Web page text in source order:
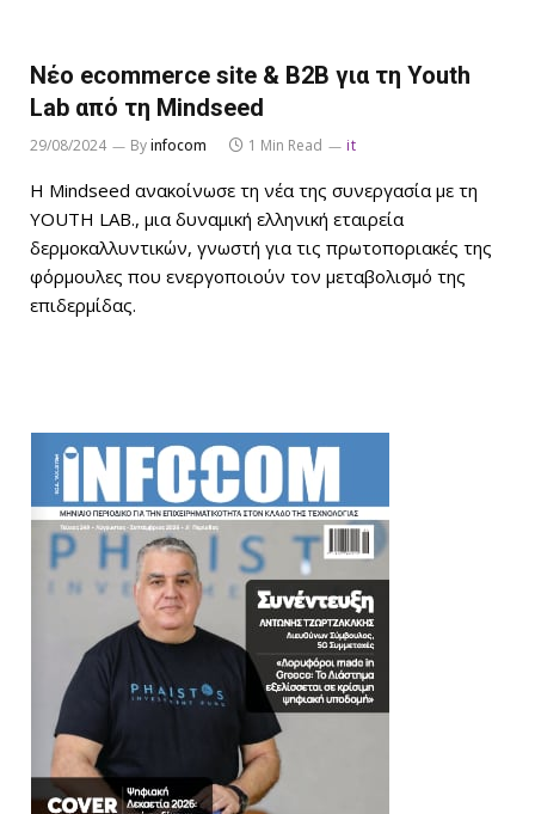
Νέo ecommerce site & B2B για τη Youth
Lab από τη Mindseed
29/08/2024 Byinfocom 1 Min Read it
Η Mindseed ανακοίνωσε τη νέα της συνεργασία με τη
YOUTH LAB., μια δυναμική ελληνική εταιρεία
δερμοκαλλυντικών, γνωστή για τις πρωτοποριακές της
φόρμουλες που ενεργοποιούν τον μεταβολισμό της
επιδερμίδας.